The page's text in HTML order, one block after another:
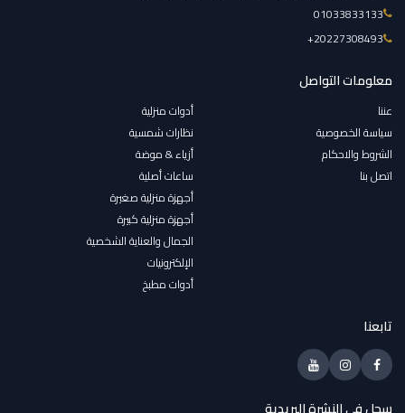
01033833133
‎+20227308493
معلومات التواصل
عننا
سياسة الخصوصية
الشروط والاحكام
اتصل بنا
أدوات منزلية
نظارات شمسية
أزياء & موضة
ساعات أصلية
أجهزة منزلية صغيرة
أجهزة منزلية كبيرة
الجمال والعناية الشخصية
الإلكترونيات
أدوات مطبخ
تابعنا